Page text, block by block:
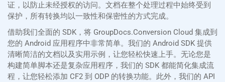
证，以防止未经授权的访问。文档在整个处理过程中始终受到
保护，所有转换均以一致性和保密性的方式完成。
借助我们全面的 SDK，将 GroupDocs.Conversion Cloud 集成到
您的 Android 应用程序中非常简单。我们的 Android SDK 提供
清晰简洁的文档以及实用示例，让您轻松快速上手。无论您是
构建简单脚本还是复杂应用程序，我们的 SDK 都能简化集成流
程，让您轻松添加 CF2 到 ODP 的转换功能。此外，我们的 API